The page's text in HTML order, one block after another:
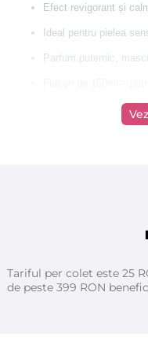
Efect revigorant și
Ideal pentru pielea
Parfum puternic,
Aplică o cantitate moderată
Tariful per colet este 25
de peste 399 RON